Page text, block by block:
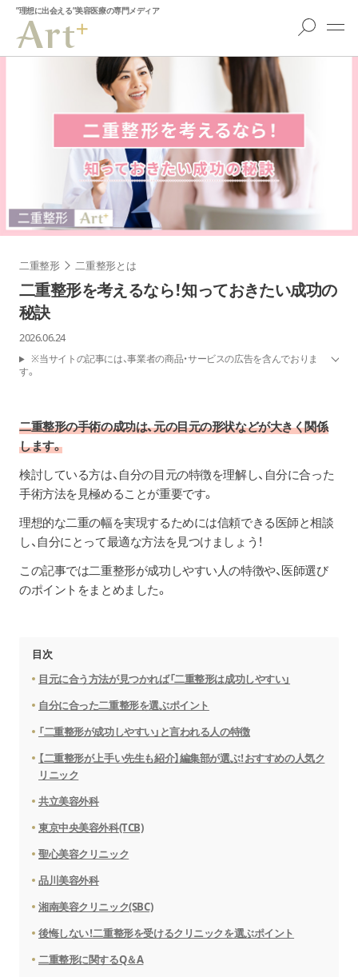
”理想に出会える”美容医療の専門メディア
二重整形 二重整形とは
二重整形を考えるなら！知っておきたい成功の
秘訣
2026.06.24
※当サイトの記事には、事業者の商品・サービスの広告を含んでおりま
す。
二重整形の手術の成功は、元の目元の形状などが大きく関係
します。
検討している方は、自分の目元の特徴を理解し、自分に合った
手術方法を見極めることが重要です。
理想的な二重の幅を実現するためには信頼できる医師と相談
し、自分にとって最適な方法を見つけましょう！
この記事では二重整形が成功しやすい人の特徴や、医師選び
のポイントをまとめました。
目次
目元に合う方法が見つかれば「二重整形は成功しやすい」
自分に合った二重整形を選ぶポイント
「二重整形が成功しやすい」と言われる人の特徴
【二重整形が上手い先生も紹介】編集部が選ぶ！おすすめの人気ク
リニック
共立美容外科
東京中央美容外科(TCB)
聖心美容クリニック
品川美容外科
湘南美容クリニック(SBC)
後悔しない！二重整形を受けるクリニックを選ぶポイント
二重整形に関するQ＆A